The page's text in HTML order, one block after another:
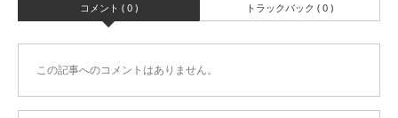
コメント ( 0 ) トラックバック ( 0 )
この記事へのコメントはありません。